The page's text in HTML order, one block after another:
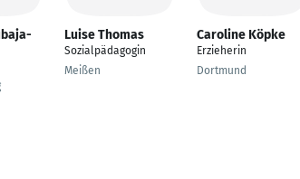
Luise Thomas
Sozialpädagogin
Meißen
Caroline Köpke
Erzieherin
Dortmund